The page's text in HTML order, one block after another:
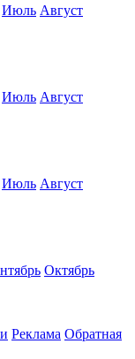
Июль Август
Июль Август
Июль Август
Октябрь
Реклама Обратная